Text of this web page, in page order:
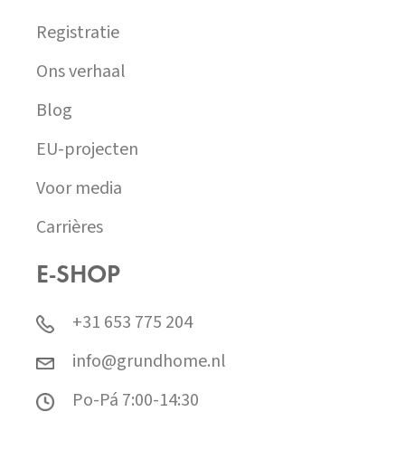
Registratie
Ons verhaal
Blog
EU-projecten
Voor media
Carrières
E-SHOP
+31 653 775 204
info@grundhome.nl
Po-Pá 7:00-14:30